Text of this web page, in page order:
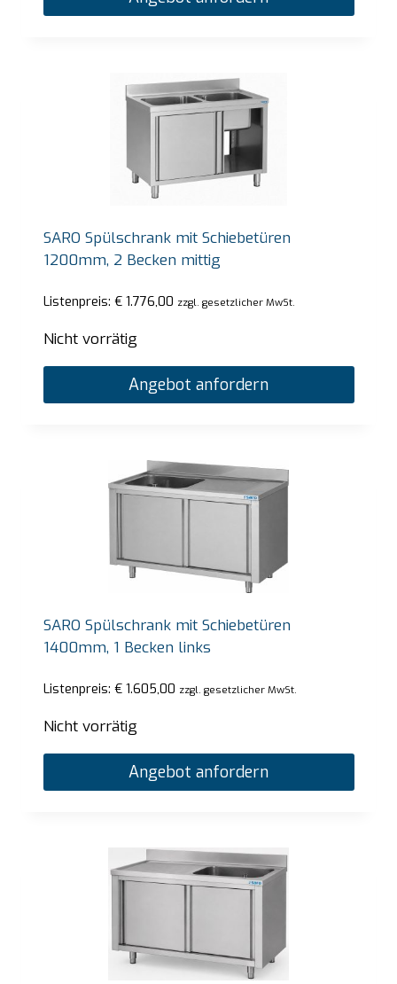
SARO Spülschrank mit Schiebetüren
1200mm, 2 Becken mittig
Listenpreis: €1.776,00 zzgl. gesetzlicher MwSt.
Nicht vorrätig
Angebot anfordern
SARO Spülschrank mit Schiebetüren
1400mm, 1 Becken links
Listenpreis: €1.605,00 zzgl. gesetzlicher MwSt.
Nicht vorrätig
Angebot anfordern